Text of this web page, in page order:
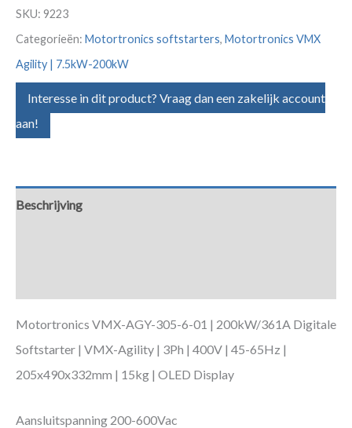
SKU: 9223
Categorieën: Motortronics softstarters, Motortronics VMX
Agility | 7.5kW-200kW
Interesse in dit product? Vraag dan een zakelijk account
aan!
Beschrijving
Motortronics VMX-AGY-305-6-01 | 200kW/361A Digitale
Softstarter | VMX-Agility | 3Ph | 400V | 45-65Hz |
205x490x332mm | 15kg | OLED Display
Aansluitspanning 200-600Vac